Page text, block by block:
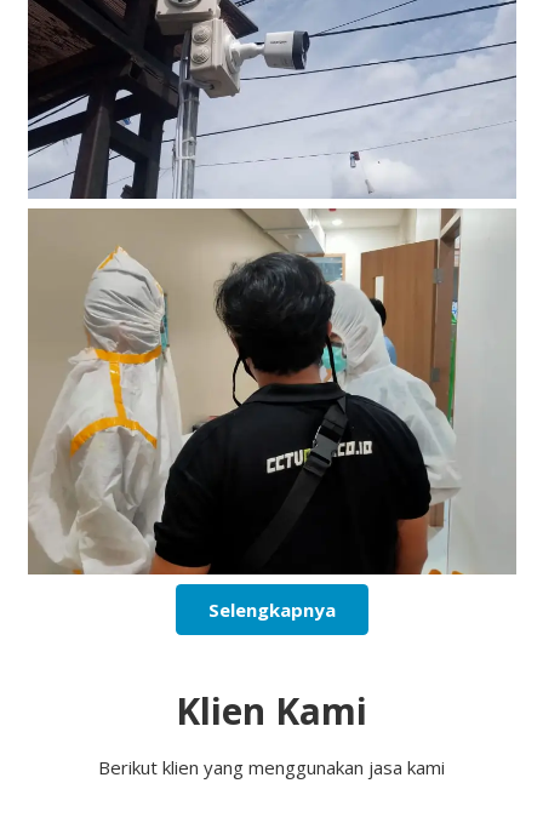
Selengkapnya
Klien Kami
Berikut klien yang menggunakan jasa kami